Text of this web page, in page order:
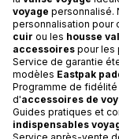
voyage personnalisé.
personnalisation pour
cuir ou les housse
accessoires pour les
Service de garantie
modèles Eastpak
Programme de
d'accessoires de
Guides pratiques et
indispensables